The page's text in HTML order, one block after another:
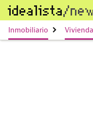
Skip to main content
Main navigation
Inmobiliario Vivienda